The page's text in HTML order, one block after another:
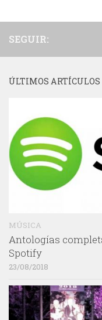
SEGUIR:
ÚLTIMOS ARTÍCULOS
MÚSICA
Antologías
Spotify
23/08/2018